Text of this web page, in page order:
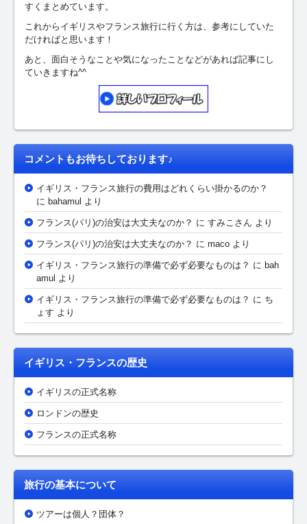
すくまとめています。
これからイギリスやフランス旅行に行く方は、参考にしていた
だければと思います！
あと、面白そうなことや気になったことなどがあれば記事にし
ていきますね^^
コメントもお待ちしております♪
イギリス・フランス旅行の費用はどれくらい掛かるのか？
に bahamul より
フランス(パリ)の治安は大丈夫なのか？ に すみこさん より
フランス(パリ)の治安は大丈夫なのか？ に maco より
イギリス・フランス旅行の準備で必ず必要なものは？ に bah
amul より
イギリス・フランス旅行の準備で必ず必要なものは？ に ち
ょす より
イギリス・フランスの歴史
イギリスの正式名称
ロンドンの歴史
フランスの正式名称
旅行の基本について
ツアーは個人？団体？